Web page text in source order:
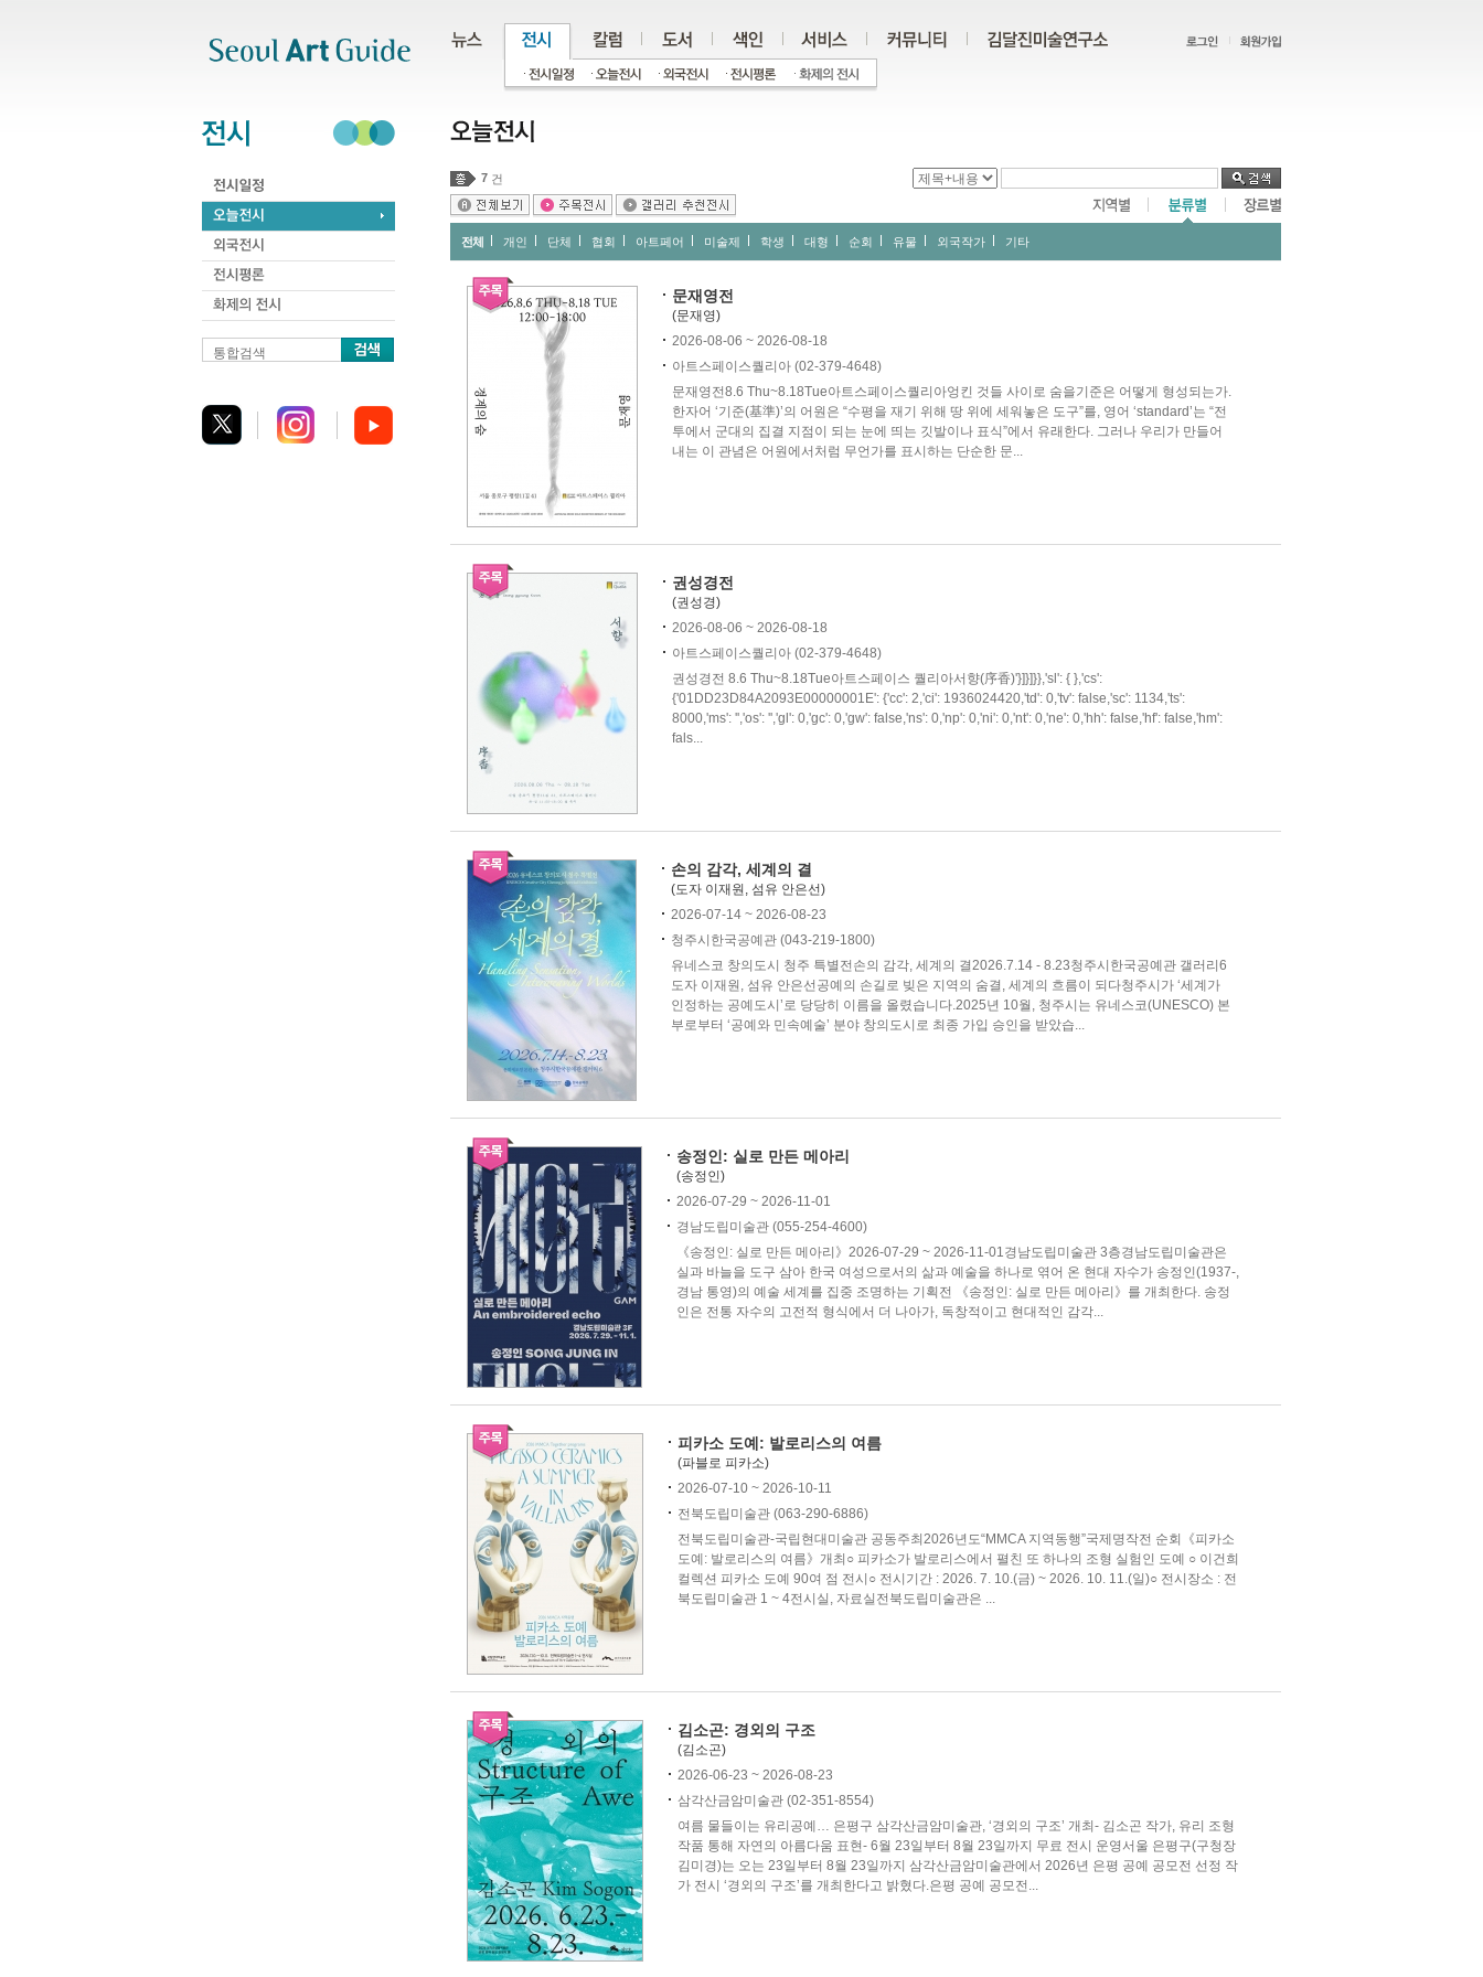
통합검색
7 건
전체 개인 단체 협회 아트페어 미술제 학생 대형 순회 유물 외국작가 기타
문재영전
(문재영)
2026-08-06 ~ 2026-08-18
아트스페이스퀄리아 (02-379-4648)
문재영전8.6 Thu~8.18Tue아트스페이스퀄리아엉킨 것들 사이로 숨을기준은 어떻게 형성되는가.
한자어 ‘기준(基準)’의 어원은 “수평을 재기 위해 땅 위에 세워놓은 도구”를, 영어 ‘standard’는 “전
투에서 군대의 집결 지점이 되는 눈에 띄는 깃발이나 표식”에서 유래한다. 그러나 우리가 만들어
내는 이 관념은 어원에서처럼 무언가를 표시하는 단순한 문...
권성경전
(권성경)
2026-08-06 ~ 2026-08-18
아트스페이스퀄리아 (02-379-4648)
권성경전 8.6 Thu~8.18Tue아트스페이스 퀄리아서향(序香)'}]}]}},'sl': { },'cs':
{'01DD23D84A2093E00000001E': {'cc': 2,'ci': 1936024420,'td': 0,'tv': false,'sc': 1134,'ts':
8000,'ms': '','os': '','gl': 0,'gc': 0,'gw': false,'ns': 0,'np': 0,'ni': 0,'nt': 0,'ne': 0,'hh': false,'hf': false,'hm':
fals...
손의 감각, 세계의 결
(도자 이재원, 섬유 안은선)
2026-07-14 ~ 2026-08-23
청주시한국공예관 (043-219-1800)
유네스코 창의도시 청주 특별전손의 감각, 세계의 결2026.7.14 - 8.23청주시한국공예관 갤러리6
도자 이재원, 섬유 안은선공예의 손길로 빚은 지역의 숨결, 세계의 흐름이 되다청주시가 ‘세계가
인정하는 공예도시’로 당당히 이름을 올렸습니다.2025년 10월, 청주시는 유네스코(UNESCO) 본
부로부터 ‘공예와 민속예술’ 분야 창의도시로 최종 가입 승인을 받았습...
송정인: 실로 만든 메아리
(송정인)
2026-07-29 ~ 2026-11-01
경남도립미술관 (055-254-4600)
《송정인: 실로 만든 메아리》2026-07-29 ~ 2026-11-01경남도립미술관 3층경남도립미술관은
실과 바늘을 도구 삼아 한국 여성으로서의 삶과 예술을 하나로 엮어 온 현대 자수가 송정인(1937-,
경남 통영)의 예술 세계를 집중 조명하는 기획전 《송정인: 실로 만든 메아리》를 개최한다. 송정
인은 전통 자수의 고전적 형식에서 더 나아가, 독창적이고 현대적인 감각...
피카소 도예: 발로리스의 여름
(파블로 피카소)
2026-07-10 ~ 2026-10-11
전북도립미술관 (063-290-6886)
전북도립미술관-국립현대미술관 공동주최2026년도“MMCA 지역동행”국제명작전 순회《피카소
도예: 발로리스의 여름》개최○ 피카소가 발로리스에서 펼친 또 하나의 조형 실험인 도예 ○ 이건희
컬렉션 피카소 도예 90여 점 전시○ 전시기간 : 2026. 7. 10.(금) ~ 2026. 10. 11.(일)○ 전시장소 : 전
북도립미술관 1 ~ 4전시실, 자료실전북도립미술관은 ...
김소곤: 경외의 구조
(김소곤)
2026-06-23 ~ 2026-08-23
삼각산금암미술관 (02-351-8554)
여름 물들이는 유리공예… 은평구 삼각산금암미술관, ‘경외의 구조’ 개최- 김소곤 작가, 유리 조형
작품 통해 자연의 아름다움 표현- 6월 23일부터 8월 23일까지 무료 전시 운영서울 은평구(구청장
김미경)는 오는 23일부터 8월 23일까지 삼각산금암미술관에서 2026년 은평 공예 공모전 선정 작
가 전시 ‘경외의 구조’를 개최한다고 밝혔다.은평 공예 공모전...